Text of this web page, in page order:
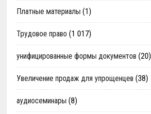
Платные материалы (1)
Трудовое право (1 017)
унифицированные формы документов (20)
Увеличение продаж для упрощенцев (38)
аудиосеминары (8)